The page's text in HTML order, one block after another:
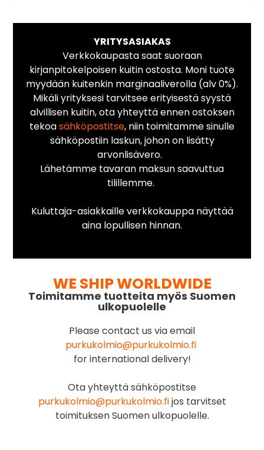
YRITYSASIAKAS
Verkkokaupasta saat suoraan
kirjanpitokelpoisen kuitin ostosta. Moni tuote
myydään kuitenkin marginaaliverolla (alv 0%).
Mikäli yrityksesi tarvitsee erityisestä syystä
alvillisen kuitin, ota yhteyttä ennen ostoksen
tekoasähköpostitse, niin toimitamme sinulle
sähköpostiin laskun, johon on lisätty
arvonlisävero.
Lähetämme tavaran maksun saavuttua
tilillemme.
Kuluttaja-asiakkaille verkkokauppa näyttää
aina lopullisen hinnan.
WE SHIP WORLDWIDE
Toimitamme tuotteita myös Suomen
ulkopuolelle
Please contact us via email
purkukolmio@purkukolmio.fi
for international delivery!
Ota yhteyttä sähköpostitse
purkukolmio@purkukolmio.fijos tarvitset
toimituksen Suomen ulkopuolelle.